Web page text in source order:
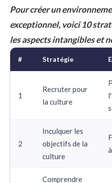
Pour créer un
exceptionnel, voici 10
les aspects intangibles et
# Stratégie
1
Recruter pour
la culture
2
Inculquer les
objectifs de la
culture
Comprendre